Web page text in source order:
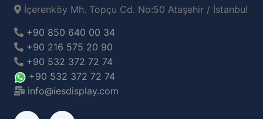
İçerenköy Mh. Topçu Cd. No:50 Ataşehir / İstanbul
+90 850 640 00 34
+90 216 575 20 90
+90 532 372 72 74
+90 532 372 72 74
info@iesdisplay.com